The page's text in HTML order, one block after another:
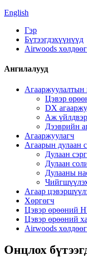
English
Гэр
Бүтээгдэхүүнүүд
Airwoods
Ангилалууд
Агааржуулалтын
Цэвэр
DX
Аж
Дээврийн
Агааржуулагч
Агаарын дулаан
Дулаан
Дулаан
Дулааны
Агаар
Хөргөгч
Цэвэр өрөөний
Цэвэр өрөөний
Airwoods
Онцлох